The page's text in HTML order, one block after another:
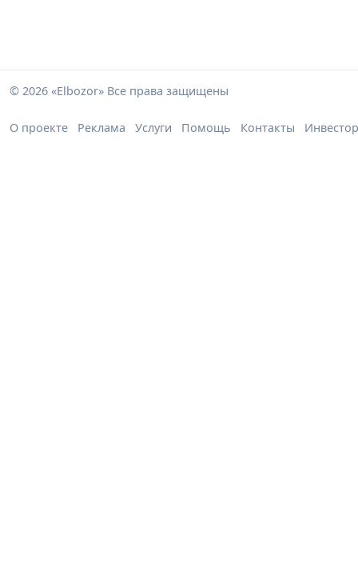
© 2026 «Elbozor» Все права защищены
О проекте Реклама Услуги Помощь Контакты